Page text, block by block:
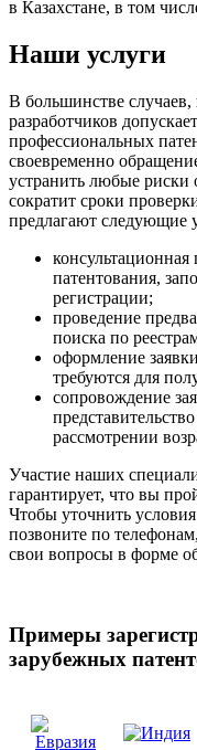
в Казахстане, в том
Наши услуги
В большинстве
разработчиков
профессиональных
своевременно
устранить любые риски
сократит сроки
предлагают следующие
патентования,
регистрации;
проведение
поиска по
оформление
требуются для
сопровождение
рассмотрении
Участие наших
гарантирует, что вы
Чтобы уточнить
позвоните по
свои вопросы в форме
Примеры
зарубежных